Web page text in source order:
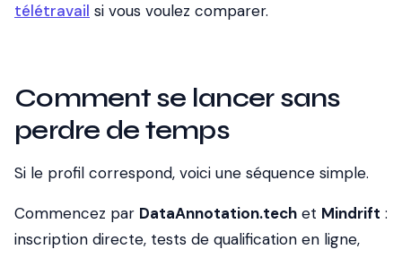
télétravail si vous voulez comparer.
Comment se lancer sans
perdre de temps
Si le profil correspond, voici une séquence simple.
Commencez par DataAnnotation.tech et Mindrift :
inscription directe, tests de qualification en ligne,